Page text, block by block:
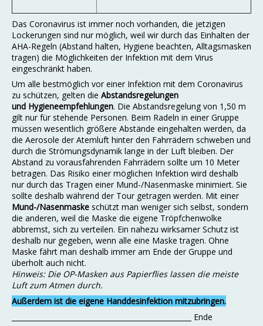
Das Coronavirus ist immer noch vorhanden, die jetzigen
Lockerungen sind nur möglich, weil wir durch das Einhalten der
AHA-Regeln (Abstand halten, Hygiene beachten, Alltagsmasken
tragen) die Möglichkeiten der Infektion mit dem Virus
eingeschränkt haben.
Um alle bestmöglich vor einer Infektion mit dem Coronavirus
zu schützen, gelten die Abstandsregelungen
und Hygieneempfehlungen. Die Abstandsregelung von 1,50 m
gilt nur für stehende Personen. Beim Radeln in einer Gruppe
müssen wesentlich größere Abstände eingehalten werden, da
die Aerosole der Atemluft hinter den Fahrrädern schweben und
durch die Strömungsdynamik lange in der Luft bleiben. Der
Abstand zu vorausfahrenden Fahrrädern sollte um 10 Meter
betragen. Das Risiko einer möglichen Infektion wird deshalb
nur durch das Tragen einer Mund-/Nasenmaske minimiert. Sie
sollte deshalb während der Tour getragen werden. Mit einer
Mund-/Nasenmaske schützt man weniger sich selbst, sondern
die anderen, weil die Maske die eigene Tröpfchenwolke
abbremst, sich zu verteilen. Ein nahezu wirksamer Schutz ist
deshalb nur gegeben, wenn alle eine Maske tragen. Ohne
Maske fährt man deshalb immer am Ende der Gruppe und
überholt auch nicht.
Hinweis: Die OP-Masken aus Papierflies lassen die meiste
Luft zum Atmen durch.
Außerdem ist die eigene Handdesinfektion mitzubringen.
___________________________________________________ Ende